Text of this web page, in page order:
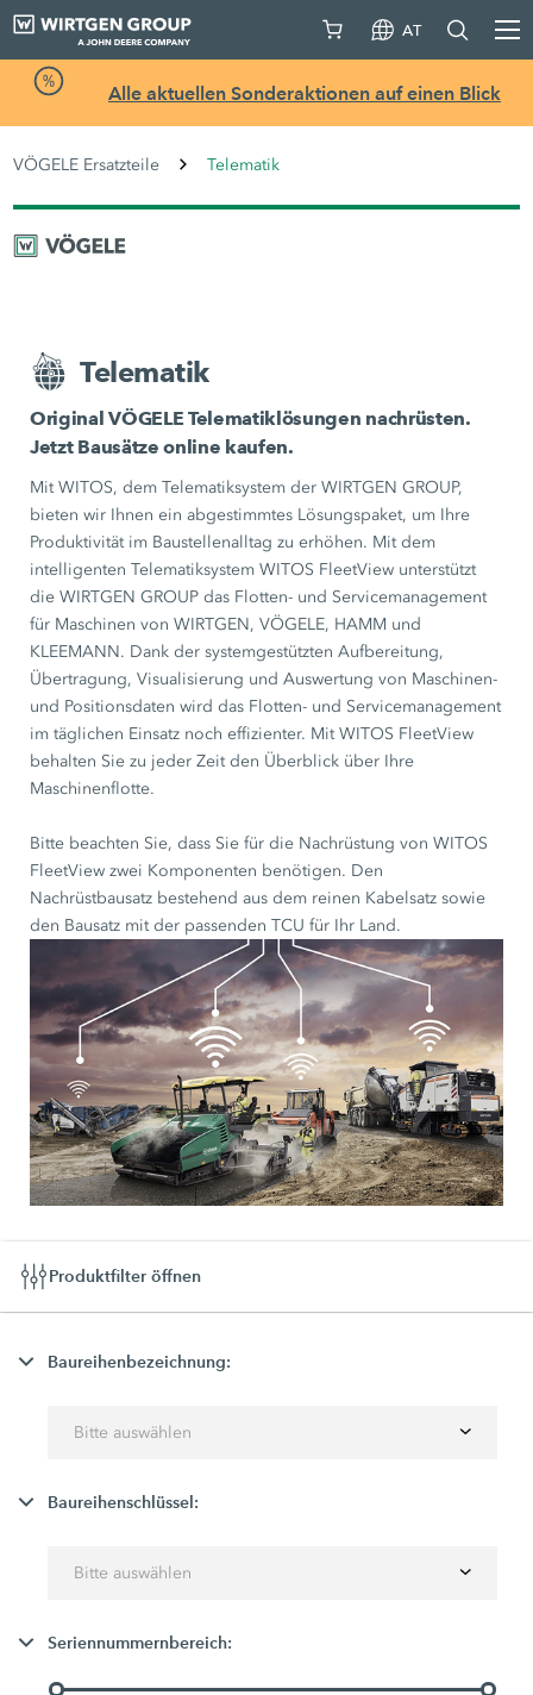
AT
Alle aktuellen Sonderaktionen auf einen Blick
VÖGELE Ersatzteile Telematik
Telematik
Original VÖGELE Telematiklösungen nachrüsten.
Jetzt Bausätze online kaufen.
Mit WITOS, dem Telematiksystem der WIRTGEN GROUP,
bieten wir Ihnen ein abgestimmtes Lösungspaket, um Ihre
Produktivität im Baustellenalltag zu erhöhen. Mit dem
intelligenten Telematiksystem WITOS FleetView unterstützt
die WIRTGEN GROUP das Flotten- und Servicemanagement
für Maschinen von WIRTGEN, VÖGELE, HAMM und
KLEEMANN. Dank der systemgestützten Aufbereitung,
Übertragung, Visualisierung und Auswertung von Maschinen-
und Positionsdaten wird das Flotten- und Servicemanagement
im täglichen Einsatz noch effizienter. Mit WITOS FleetView
behalten Sie zu jeder Zeit den Überblick über Ihre
Maschinenflotte.
Bitte beachten Sie, dass Sie für die Nachrüstung von WITOS
FleetView zwei Komponenten benötigen. Den
Nachrüstbausatz bestehend aus dem reinen Kabelsatz sowie
den Bausatz mit der passenden TCU für Ihr Land.
Produktfilter öffnen
Baureihenbezeichnung:
Bitte auswählen
Baureihenschlüssel:
Bitte auswählen
Seriennummernbereich: